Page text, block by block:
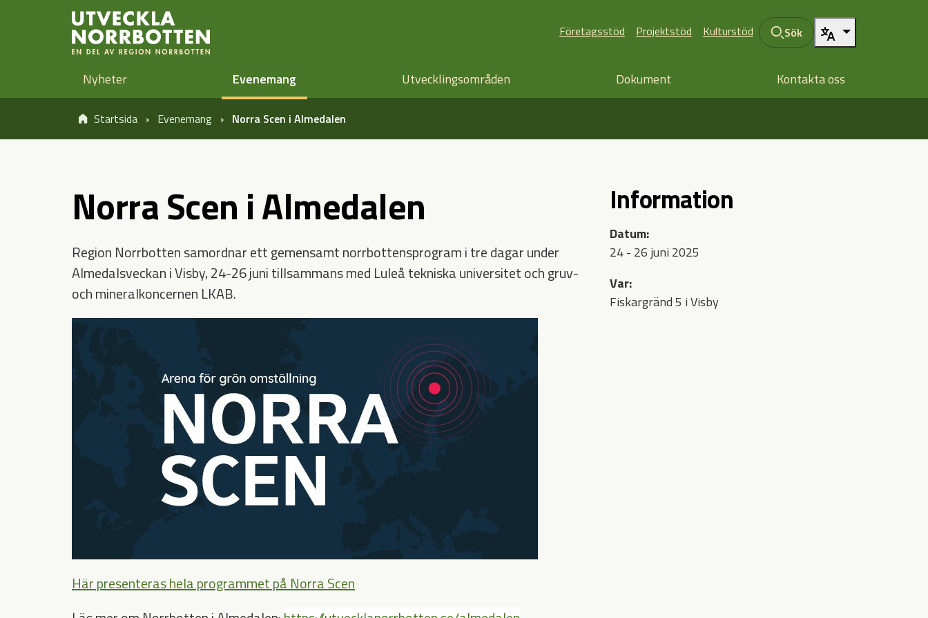
Öppna sidans huvudnavigering
Hoppa till sidans innehåll
Företagsstöd Projektstöd Kulturstöd Sök
Nyheter Evenemang Utvecklingsområden Dokument Kontakta oss
Startsida Evenemang Norra Scen i Almedalen
Norra Scen i Almedalen
Region Norrbotten samordnar ett gemensamt norrbottensprogram i tre dagar under
Almedalsveckan i Visby, 24-26 juni tillsammans med Luleå tekniska universitet och gruv-
och mineralkoncernen LKAB.
Här presenteras hela programmet på Norra Scen
Information
Datum:
24 - 26 juni 2025
Var:
Fiskargränd 5 i Visby